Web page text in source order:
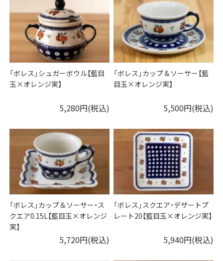
「ボレス」シュガーボウル【藍目
玉×オレンジ実】
5,280円(税込)
「ボレス」カップ＆ソーサー【藍
目玉×オレンジ実】
5,500円(税込)
「ボレス」カップ＆ソーサー・ス
クエア0.15L【藍目玉×オレンジ
実】
5,720円(税込)
「ボレス」スクエア・デザートプ
レート20【藍目玉×オレンジ実】
5,940円(税込)